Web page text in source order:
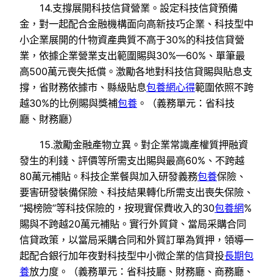
14.支撐展開科技信貸營業。設定科技信貸預備
金，對一起配合金融機構面向高新技巧企業、科技型中
小企業展開的什物資產典質不高于30%的科技信貸營
業，依據企業營業支出範圍賜與30%—60%、單筆最
高500萬元喪失抵償。激勵各地對科技信貸賜與貼息支
撐，省財務依據市、縣級貼息包養網心得範圍依照不跨
越30%的比例賜與獎補包養 。（義務單元：省科技
廳、財務廳）
15.激勵金融產物立異。對企業常識產權質押融資
發生的利錢、評價等所需支出賜與最高60%、不跨越
80萬元補貼。科技企業餐與加入研發義務包養保險、
要害研發裝備保險、科技結果轉化所需支出喪失保險、
“揭榜險”等科技保險的，按現實保費收入的30包養網%
賜與不跨越20萬元補貼。實行外貿貸、當局采購合同
信貸政策，以當局采購合同和外貿訂單為質押，領導一
起配合銀行加年夜對科技型中小微企業的信貸投長期包
養放力度。（義務單元：省科技廳、財務廳、商務廳、